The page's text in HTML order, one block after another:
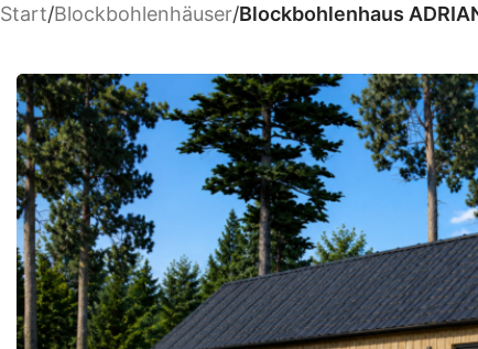
Start/Blockbohlenhäuser/Blockbohlenhaus